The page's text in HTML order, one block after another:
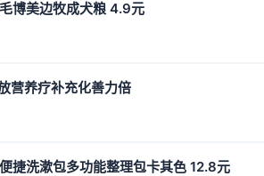
博美边牧成犬粮 4.9元
营养疗补充化善力倍
捷洗漱包多功能整理包卡其色 12.8元